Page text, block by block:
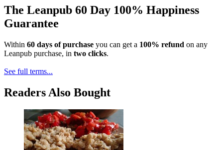
The Leanpub 60 Day 100% Happiness
Guarantee
Within 60 days of purchase you can get a 100% refund on any
Leanpub purchase, in two clicks.
See full terms...
Readers Also Bought